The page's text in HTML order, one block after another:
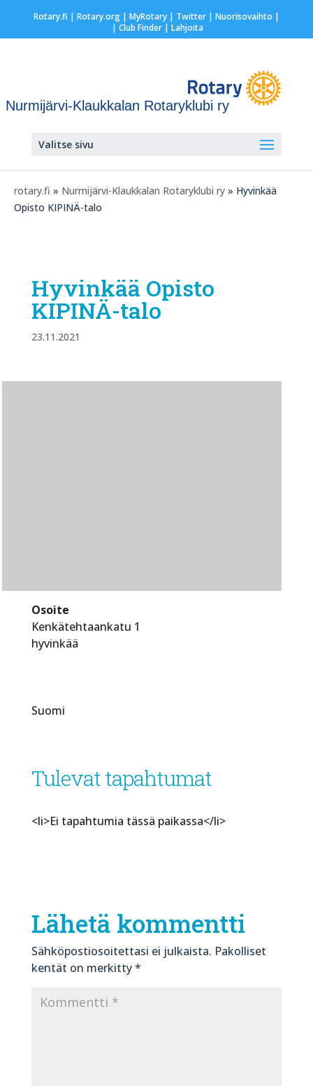
Rotary.fi | Rotary.org| MyRotary| Twitter| Nuorisovaihto |
| Club Finder| Lahjoita
Nurmijärvi-Klaukkalan Rotaryklubi ry
Valitse sivu
rotary.fi » Nurmijärvi-Klaukkalan Rotaryklubi ry » Hyvinkää
Opisto KIPINÄ-talo
Hyvinkää Opisto
KIPINÄ-talo
23.11.2021
Osoite
Kenkätehtaankatu 1
hyvinkää
Suomi
Tulevat tapahtumat
<li>Ei tapahtumia tässä paikassa</li>
Lähetä kommentti
Sähköpostiosoitettasi ei julkaista. Pakolliset
kentät on merkitty*